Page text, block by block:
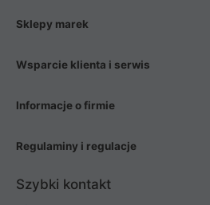
Sklepy marek
Wsparcie klienta i serwis
Informacje o firmie
Regulaminy i regulacje
Szybki kontakt